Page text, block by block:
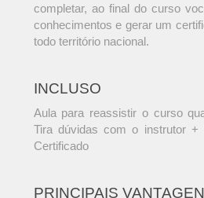
completar, ao final do curso
conhecimentos e gerar um
todo território nacional.
INCLUSO
Aula para reassistir o curso
Tira dúvidas com o instrutor +
Certificado
PRINCIPAIS